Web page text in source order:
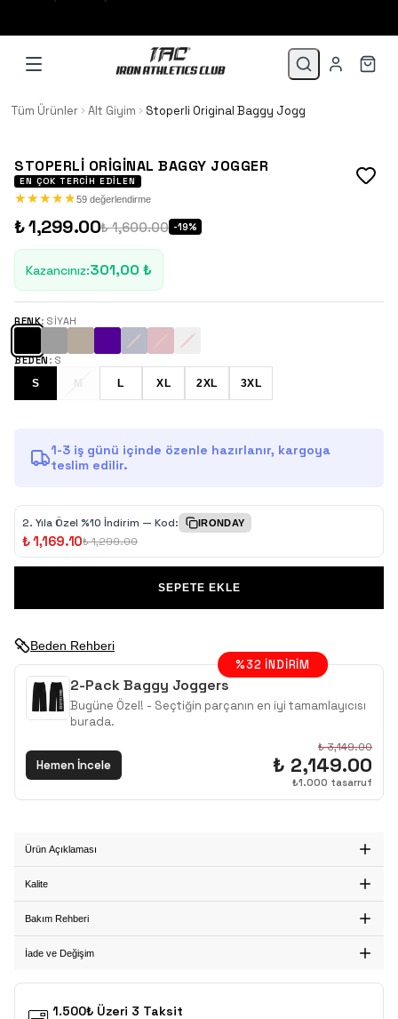
Tüm Ürünler Alt Giyim Stoperli Original Baggy Jogger
STOPERLI ORIGINAL BAGGY JOGGER
EN ÇOK TERCIH EDILEN
★
★★
★★
★★
★★
★ 59 değerlendirme
₺ 1,299.00₺ 1,600.00 -19%
Kazancınız:301,00 ₺
RENK: SIYAH
BEDEN : S
S
M L XL 2XL 3XL
Beden Rehberi
%32 İNDIRIM
2-Pack Baggy Joggers
Bugüne Özel! - Seçtiğin parçanın en iyi tamamlayıcısı
burada.
Hemen İncele
₺ 3,149.00
₺ 2,149.00
₺1.000 tasarruf
1-3 iş günü içinde özenle hazırlanır, kargoya
teslim edilir.
2.⁠ ⁠Yıla Özel %10 İndirim — Kod: IRONDAY
₺ 1,169.10₺ 1,299.00
SEPETE EKLE
Ürün Açıklaması
Kalite
Bakım Rehberi
İade ve Değişim
1.500₺ Üzeri 3 Taksit